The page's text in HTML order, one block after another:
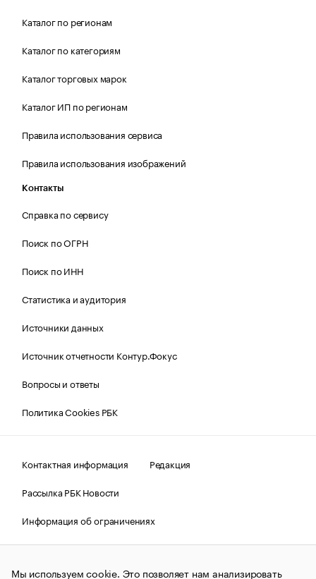
Каталог по регионам
Каталог по категориям
Каталог торговых марок
Каталог ИП по регионам
Правила использования сервиса
Правила использования изображений
Контакты
Справка по сервису
Поиск по ОГРН
Поиск по ИНН
Статистика и аудитория
Источники данных
Источник отчетности Контур.Фокус
Вопросы и ответы
Политика Cookies РБК
Контактная информация
Редакция
Рассылка РБК Новости
Информация об ограничениях
Правовая информация
О соблюдении авторских прав
© АО «РОСБИЗНЕСКОНСАЛТИНГ»,1995–2026.Сообщения
Мы используем cookie. Это позволяет нам анализировать